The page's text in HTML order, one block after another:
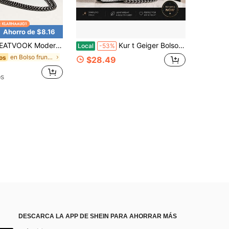
Ahorro de $8.16
informal, minibolso cuadrado acolchado con solapa de cadena de PU. Bolso cuadrado clásico con detalle acolchado. Bolso de hombro con solapa de color liso. Bolso con cadena a juego para niñas y adolescentes.
en Bolso fruncido Crossbody de mujer
Local -53% Kur t Geiger Bolso bandolera acolchado de lujo con cadena mini, versátil para hombro y mano, diseño clásico con solapa, bolso de hombro y de mano
$28.49
DESCARCA LA APP DE SHEIN PARA AHORRAR MÁS